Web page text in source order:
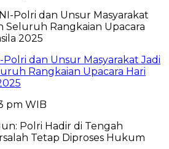
Polri dan Unsur Masyarakat Jadi
Rangkaian Upacara Hari
pm WIB